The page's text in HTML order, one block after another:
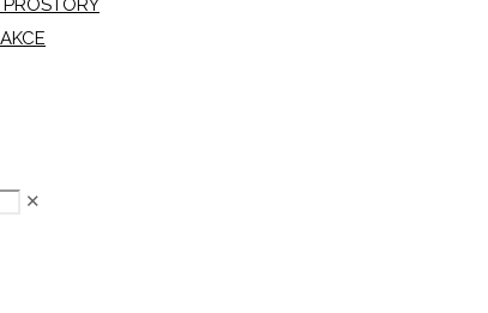
✕